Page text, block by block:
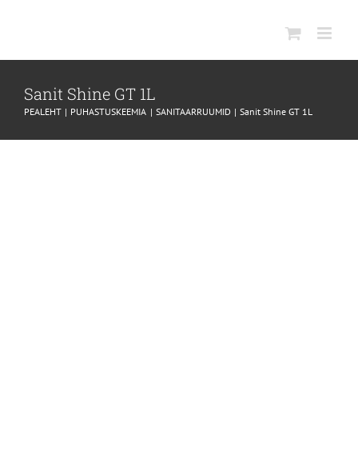
Sanit Shine GT 1L
PEALEHT PUHASTUSKEEMIA SANITAARRUUMID Sanit Shine GT 1L